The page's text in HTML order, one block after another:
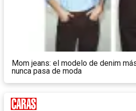
Mom jeans: el modelo de denim
nunca pasa de moda